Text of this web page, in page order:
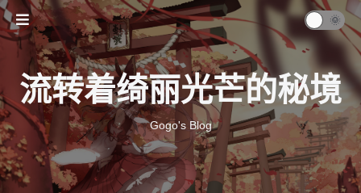
流转着绮丽光芒的秘境
Gogo's Blog